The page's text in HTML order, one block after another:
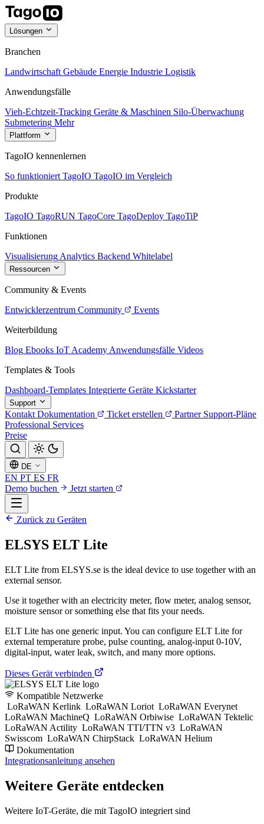
Lösungen
Branchen
Landwirtschaft Gebäude Energie Industrie Logistik
Anwendungsfälle
Vieh-Echtzeit-Tracking Geräte & Maschinen Silo-Überwachung
Submetering Mehr
Plattform
TagoIO kennenlernen
So funktioniert TagoIO TagoIO im Vergleich
Produkte
TagoIO TagoRUN TagoCore TagoDeploy TagoTiP
Funktionen
Visualisierung Analytics Backend Whitelabel
Ressourcen
Community & Events
Entwicklerzentrum Community
Events
Weiterbildung
Blog Ebooks IoT Academy Anwendungsfälle Videos
Templates & Tools
Dashboard-Templates Integrierte Geräte Kickstarter
Support
Kontakt Dokumentation Ticket erstellen Partner Support-Pläne
Professional Services
Preise
DE
EN PT ES FR
Demo buchen
Jetzt starten
Zurück zu Geräten
ELSYS ELT Lite
ELT Lite from ELSYS.se is the ideal device to use together with an
external sensor.
Use it together with an electricity meter, flow meter, analog sensor,
moisture sensor or something else that fits your needs.
ELT Lite has one generic input. You can configure ELT Lite for
external temperature probe, pulse counting, analog-input 0-10V,
digital-input, water leak, switch, and many more options.
Dieses Gerät verbinden
Kompatible Netzwerke
LoRaWAN Kerlink LoRaWAN Loriot LoRaWAN Everynet
LoRaWAN MachineQ LoRaWAN Orbiwise LoRaWAN Tektelic
LoRaWAN Actility LoRaWAN TTI/TTN v3 LoRaWAN
Swisscom LoRaWAN ChirpStack LoRaWAN Helium
Dokumentation
Integrationsanleitung ansehen
Weitere Geräte entdecken
Weitere IoT-Geräte, die mit TagoIO integriert sind